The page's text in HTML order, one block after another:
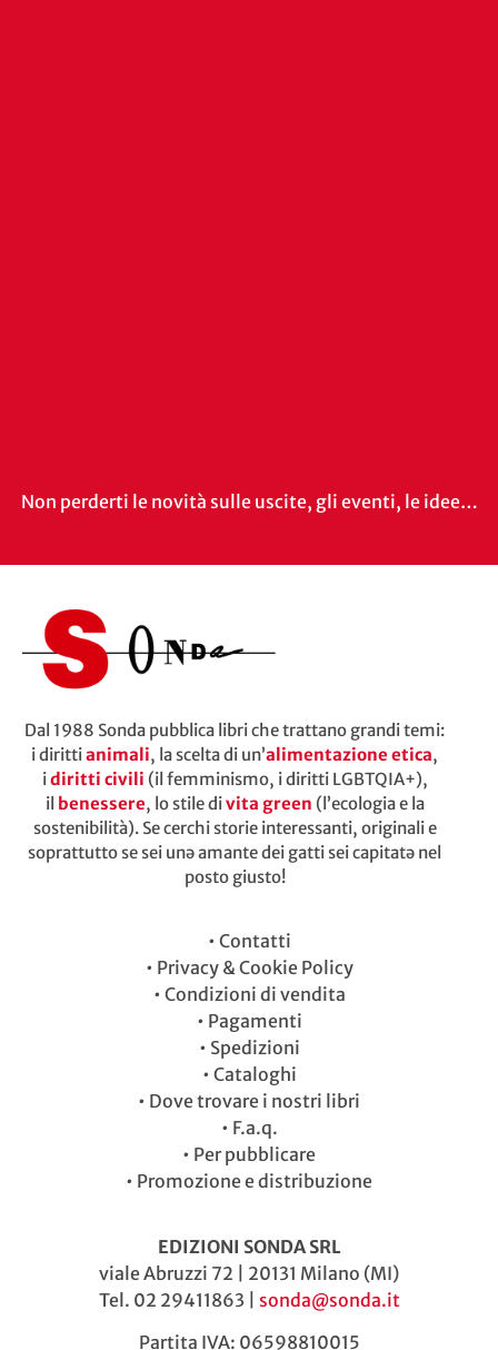
Non perderti le novità sulle uscite, gli eventi, le idee…
Dal 1988 Sonda pubblica libri che trattano grandi temi:
i dirittianimali, la scelta di un’alimentazione etica,
idiritti civili (il femminismo, i diritti LGBTQIA+),
il benessere, lo stile divita green (l’ecologia e la
sostenibilità). Se cerchi storie interessanti, originali e
soprattutto se sei unə amante dei gatti sei capitatə nel
posto giusto!
• Contatti
• Privacy & Cookie Policy
• Condizioni di vendita
• Pagamenti
• Spedizioni
• Cataloghi
• Dove trovare i nostri libri
• F.a.q.
• Per pubblicare
• Promozione e distribuzione
EDIZIONI SONDA SRL
viale Abruzzi 72 | 20131 Milano (MI)
Tel. 02 29411863 | sonda@sonda.it
Partita IVA: 06598810015